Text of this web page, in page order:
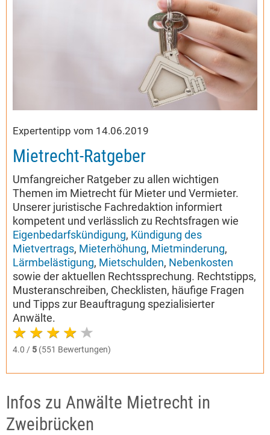
Expertentipp vom 14.06.2019
Mietrecht-Ratgeber
Umfangreicher Ratgeber zu allen wichtigen
Themen im Mietrecht für Mieter und Vermieter.
Unserer juristische Fachredaktion informiert
kompetent und verlässlich zu Rechtsfragen wie
Eigenbedarfskündigung, Kündigung des
Mietvertrags, Mieterhöhung, Mietminderung,
Lärmbelästigung, Mietschulden, Nebenkosten
sowie der aktuellen Rechtssprechung. Rechtstipps,
Musteranschreiben, Checklisten, häufige Fragen
und Tipps zur Beauftragung spezialisierter
Anwälte.
4.0 / 5 (551 Bewertungen)
Infos zu Anwälte Mietrecht in
Zweibrücken